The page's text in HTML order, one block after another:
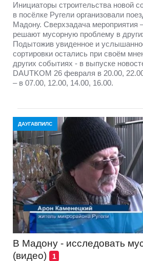
Инициаторы строительства новой
в посёлке Ругели организовали
Мадону. Сверхзадача мероприятия
решают мусорную проблему в
Подытожив увиденное и
сортировки остались при своём
других событиях - в выпуске
DAUTKOM 26 февраля в 20.00,
– в 07.00, 12.00, 14.00, 16.00.
ДАУГАВПИЛС
В Мадону - исследовать
(видео)
1